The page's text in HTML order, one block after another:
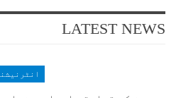
LATEST NEWS